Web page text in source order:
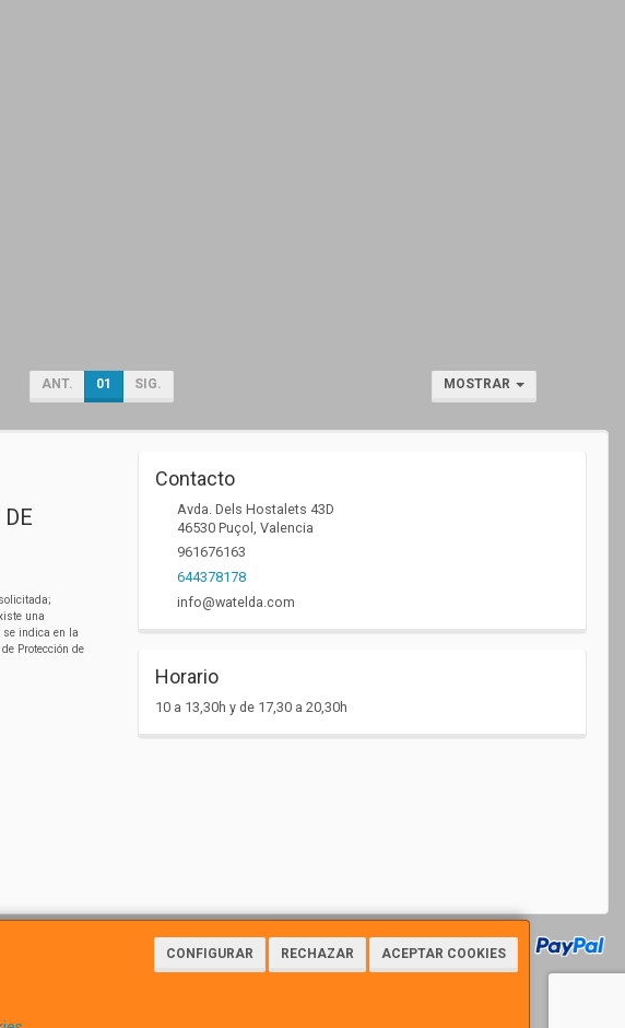
ANT. 01 SIG. MOSTRAR
CONFIGURAR RECHAZAR ACEPTAR COOKIES
una
se indica en la
Protección de
Contacto
Avda. Dels Hostalets 43D
46530 Puçol , Valencia
961676163
644378178
info@watelda.com
Horario
10 a 13,30h y de 17,30 a 20,30h